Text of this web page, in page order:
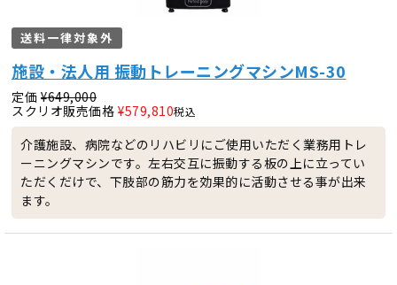
送料一律対象外
施設・法人用 振動トレーニングマシンMS-30
定価 ¥649,000
スクリオ販売価格 ¥579,810税込
介護施設、病院などのリハビリにご使用いただく業務用トレ
ーニングマシンです。左右交互に振動する板の上に立ってい
ただくだけで、下肢部の筋力を効果的に活動させる事が出来
ます。